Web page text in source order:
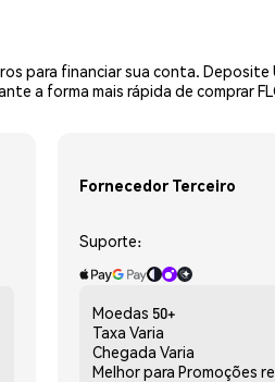
para financiar sua conta. Deposite
a forma mais rápida de comprar
Fornecedor Terceiro
Suporte:
Moedas 50+
Taxa Varia
Chegada Varia
Melhor para Promoções